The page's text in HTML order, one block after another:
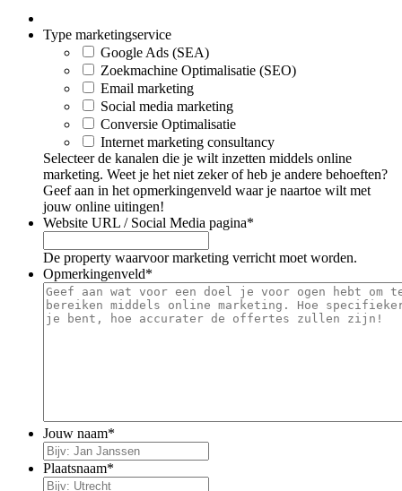
Type marketingservice
Google Ads (SEA)
Zoekmachine Optimalisatie (SEO)
Email marketing
Social media marketing
Conversie Optimalisatie
Internet marketing consultancy
Selecteer de kanalen die je wilt inzetten middels online
marketing. Weet je het niet zeker of heb je andere behoeften?
Geef aan in het opmerkingenveld waar je naartoe wilt met
jouw online uitingen!
Website URL / Social Media pagina*
De property waarvoor marketing verricht moet worden.
Opmerkingenveld*
Jouw naam*
Plaatsnaam*